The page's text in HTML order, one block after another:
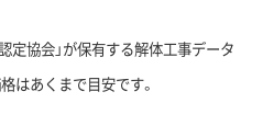
定協会」が保有する解体工事データ
はあくまで目安です。